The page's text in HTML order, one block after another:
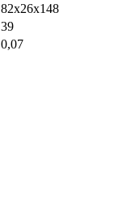
82х26х148
39
0,07